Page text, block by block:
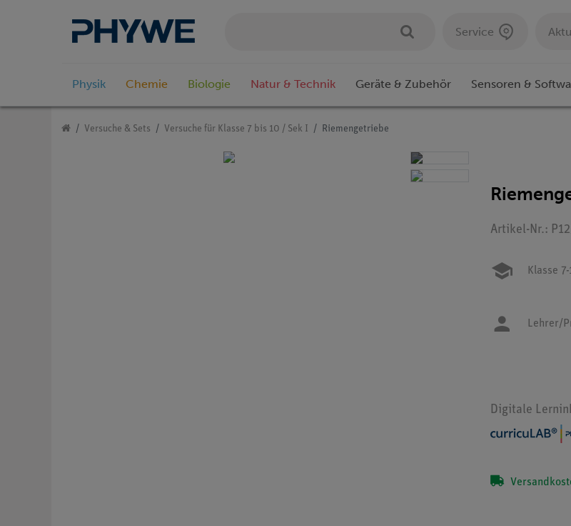
Service
Physik Chemie Biologie Natur & Technik Geräte & Zubehör Sensoren &
Versuche & Sets Versuche für Klasse 7 bis 10 / Sek I Riemengetriebe
Artikel-Nr.:
Klasse
Lehrer/
Digitale